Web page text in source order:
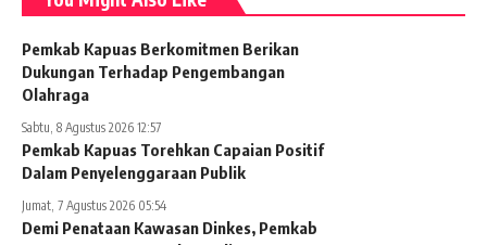
Pemkab Kapuas Berkomitmen Berikan
Dukungan Terhadap Pengembangan
Olahraga
Sabtu, 8 Agustus 2026 12:57
Pemkab Kapuas Torehkan Capaian Positif
Dalam Penyelenggaraan Publik
Jumat, 7 Agustus 2026 05:54
Demi Penataan Kawasan Dinkes, Pemkab